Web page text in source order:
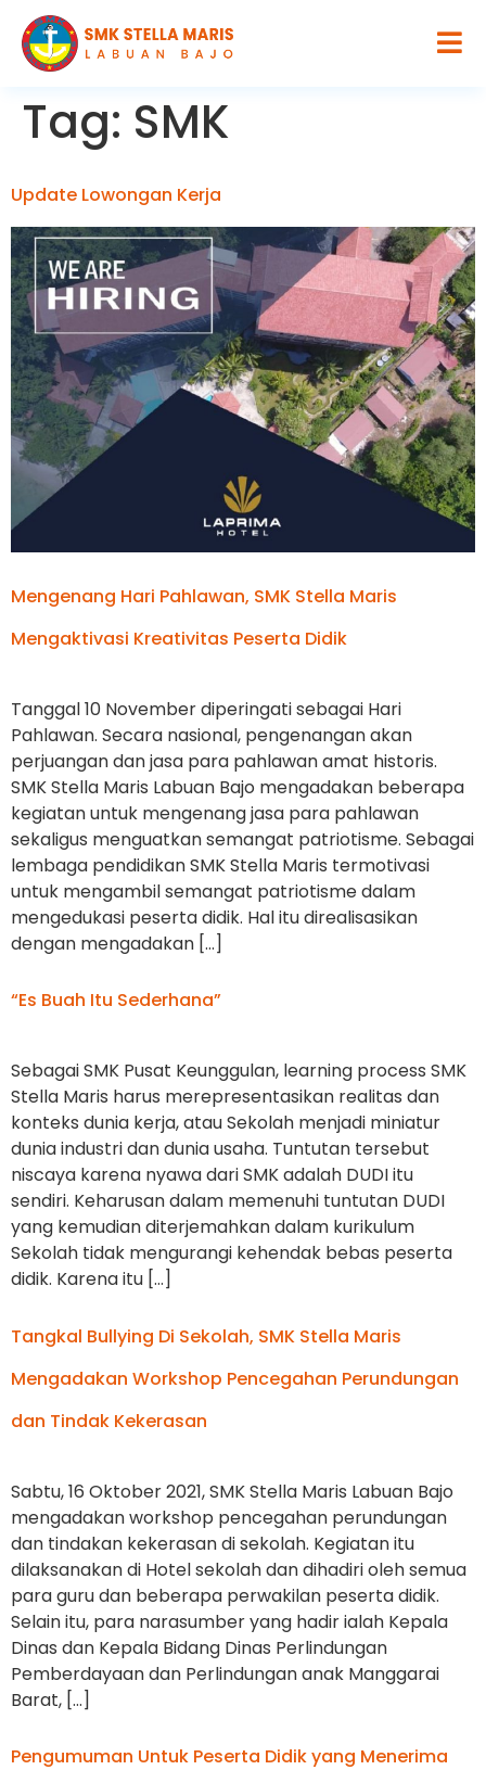
Tag: SMK
Update Lowongan Kerja
Mengenang Hari Pahlawan, SMK Stella Maris
Mengaktivasi Kreativitas Peserta Didik
Tanggal 10 November diperingati sebagai Hari
Pahlawan. Secara nasional, pengenangan akan
perjuangan dan jasa para pahlawan amat historis.
SMK Stella Maris Labuan Bajo mengadakan beberapa
kegiatan untuk mengenang jasa para pahlawan
sekaligus menguatkan semangat patriotisme. Sebagai
lembaga pendidikan SMK Stella Maris termotivasi
untuk mengambil semangat patriotisme dalam
mengedukasi peserta didik. Hal itu direalisasikan
dengan mengadakan […]
“Es Buah Itu Sederhana”
Sebagai SMK Pusat Keunggulan, learning process SMK
Stella Maris harus merepresentasikan realitas dan
konteks dunia kerja, atau Sekolah menjadi miniatur
dunia industri dan dunia usaha. Tuntutan tersebut
niscaya karena nyawa dari SMK adalah DUDI itu
sendiri. Keharusan dalam memenuhi tuntutan DUDI
yang kemudian diterjemahkan dalam kurikulum
Sekolah tidak mengurangi kehendak bebas peserta
didik. Karena itu […]
Tangkal Bullying Di Sekolah, SMK Stella Maris
Mengadakan Workshop Pencegahan Perundungan
dan Tindak Kekerasan
Sabtu, 16 Oktober 2021, SMK Stella Maris Labuan Bajo
mengadakan workshop pencegahan perundungan
dan tindakan kekerasan di sekolah. Kegiatan itu
dilaksanakan di Hotel sekolah dan dihadiri oleh semua
para guru dan beberapa perwakilan peserta didik.
Selain itu, para narasumber yang hadir ialah Kepala
Dinas dan Kepala Bidang Dinas Perlindungan
Pemberdayaan dan Perlindungan anak Manggarai
Barat, […]
Pengumuman Untuk Peserta Didik yang Menerima